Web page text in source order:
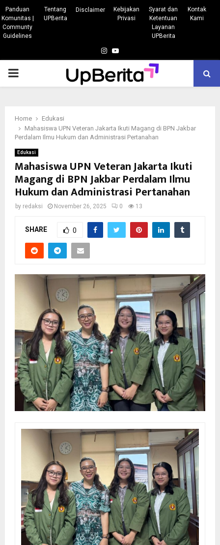
Panduan
Komunitas |
Communty
Guidelines
Tentang
UPBerita
Disclaimer
Kebijakan
Privasi
Syarat dan
Ketentuan
Layanan
UPBerita
Kontak
Kami
Instagram
Youtube
PRIMARY
Home
Edukasi
Mahasiswa UPN Veteran Jakarta Ikuti Magang di BPN Jakbar
Perdalam Ilmu Hukum dan Administrasi Pertanahan
Edukasi
Mahasiswa UPN Veteran Jakarta Ikuti
Magang di BPN Jakbar Perdalam Ilmu
Hukum dan Administrasi Pertanahan
by redaksi November 26, 2025 0 13
SHARE 0